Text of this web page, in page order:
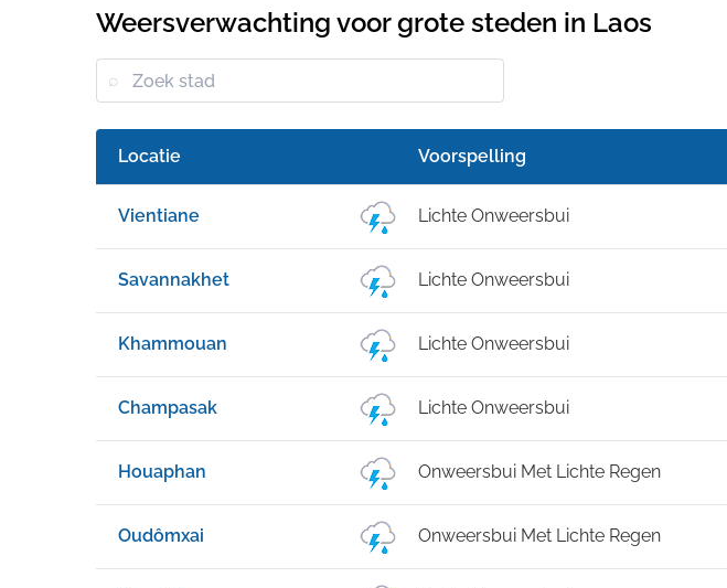
Weersverwachting voor grote steden in Laos
Locatie Voorspelling
Vientiane Lichte Onweersbui
Savannakhet Lichte Onweersbui
Khammouan Lichte Onweersbui
Champasak Lichte Onweersbui
Houaphan Onweersbui Met Lichte Regen
Oudômxai Onweersbui Met Lichte Regen